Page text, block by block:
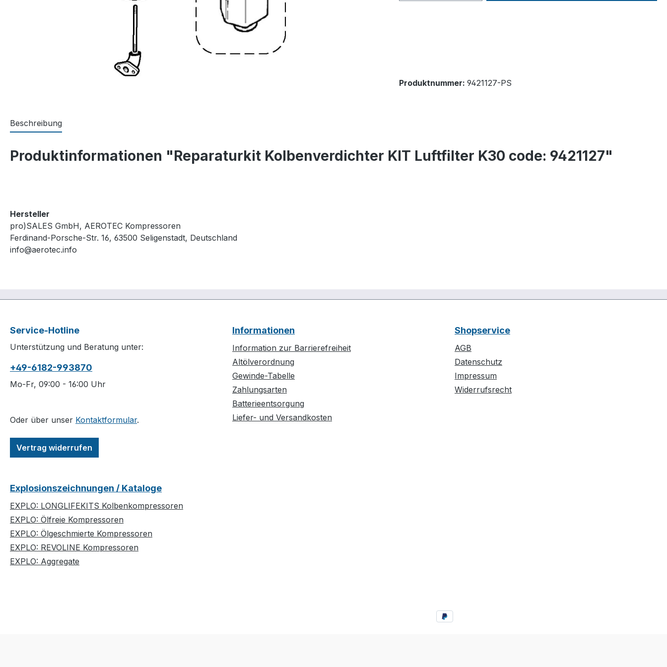
Produktnummer: 9421127-PS
Beschreibung
Produktinformationen "Reparaturkit Kolbenverdichter KIT Luftfilter K30 code: 9421127"
Hersteller
pro)SALES GmbH, AEROTEC Kompressoren
Ferdinand-Porsche-Str. 16, 63500 Seligenstadt, Deutschland
info@aerotec.info
Service-Hotline
Unterstützung und Beratung unter:
+49-6182-993870
Mo-Fr, 09:00 - 16:00 Uhr
Oder über unser Kontaktformular.
Vertrag widerrufen
Informationen
Information zur Barrierefreiheit
Altölverordnung
Gewinde-Tabelle
Zahlungsarten
Batterieentsorgung
Liefer- und Versandkosten
Shopservice
AGB
Datenschutz
Impressum
Widerrufsrecht
Explosionszeichnungen / Kataloge
EXPLO: LONGLIFEKITS Kolbenkompressoren
EXPLO: Ölfreie Kompressoren
EXPLO: Ölgeschmierte Kompressoren
EXPLO: REVOLINE Kompressoren
EXPLO: Aggregate